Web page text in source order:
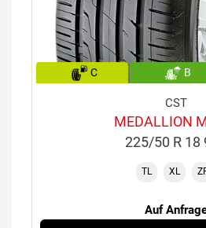
C B
CST
MEDALLION
225/50 R 18
TL XL
Auf